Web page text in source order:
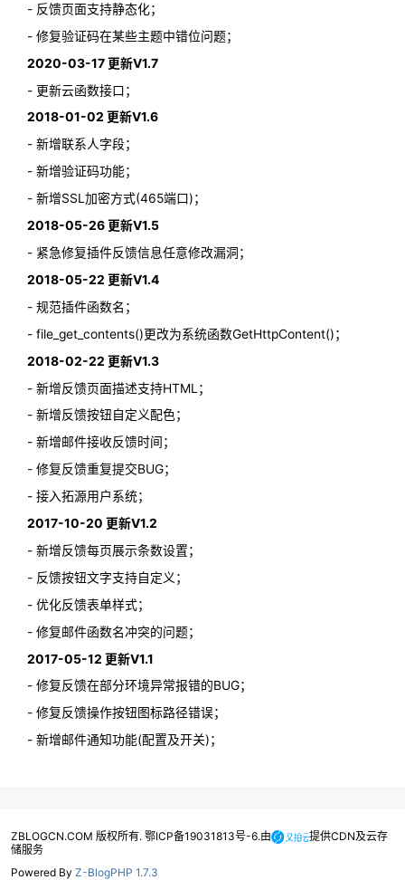
- 反馈页面支持静态化；
- 修复验证码在某些主题中错位问题；
2020-03-17 更新V1.7
- 更新云函数接口；
2018-01-02 更新V1.6
- 新增联系人字段；
- 新增验证码功能；
- 新增SSL加密方式(465端口)；
2018-05-26 更新V1.5
- 紧急修复插件反馈信息任意修改漏洞；
2018-05-22 更新V1.4
- 规范插件函数名；
- file_get_contents()更改为系统函数GetHttpContent()；
2018-02-22 更新V1.3
- 新增反馈页面描述支持HTML；
- 新增反馈按钮自定义配色；
- 新增邮件接收反馈时间；
- 修复反馈重复提交BUG；
- 接入拓源用户系统；
2017-10-20 更新V1.2
- 新增反馈每页展示条数设置；
- 反馈按钮文字支持自定义；
- 优化反馈表单样式；
- 修复邮件函数名冲突的问题；
2017-05-12 更新V1.1
- 修复反馈在部分环境异常报错的BUG；
- 修复反馈操作按钮图标路径错误；
- 新增邮件通知功能(配置及开关)；
ZBLOGCN.COM 版权所有. 鄂ICP备19031813号-6.由
提供CDN及云存
储服务
Powered By Z-BlogPHP 1.7.3